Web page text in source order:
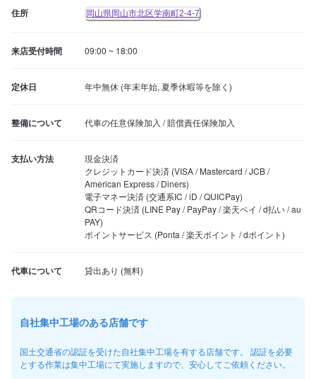
住所 岡山県岡山市北区学南町2-4-7
来店受付時間 09:00 ~ 18:00
定休日 年中無休 (年末年始, 夏季休暇等を除く)
整備について 代車の任意保険加入 / 賠償責任保険加入
支払い方法
現金決済
クレジットカード決済 (VISA / Mastercard / JCB /
American Express / Diners)
電子マネー決済 (交通系IC / iD / QUICPay)
QRコード決済 (LINE Pay / PayPay / 楽天ペイ / d払い / au
PAY)
ポイントサービス (Ponta / 楽天ポイント / dポイント)
代車について
自社集中工場のある店舗です
国土交通省の認証を受けた自社集中工場を有する店舗です。 認証を必要
とする作業は集中工場にて実施しますので、安心してご依頼ください。